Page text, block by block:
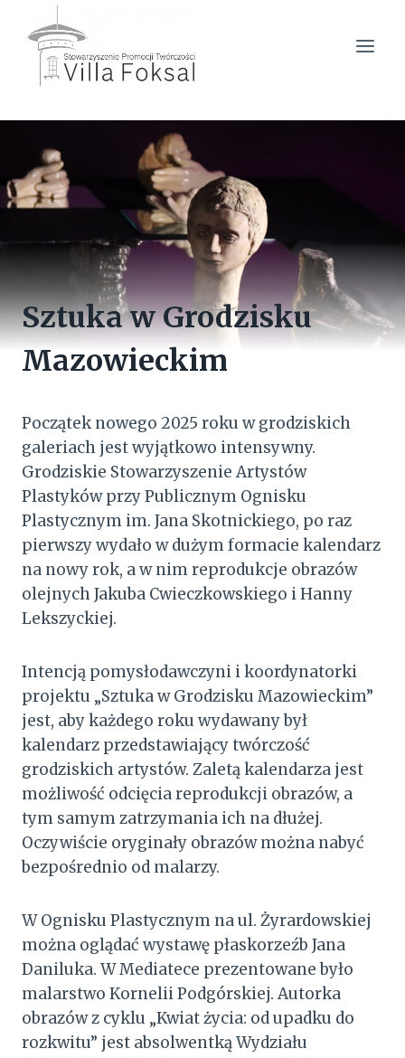
treści
Sztuka w Grodzisku
Mazowieckim
Początek nowego 2025 roku w grodziskich
galeriach jest wyjątkowo intensywny.
Grodziskie Stowarzyszenie Artystów
Plastyków przy Publicznym Ognisku
Plastycznym im. Jana Skotnickiego, po raz
pierwszy wydało w dużym formacie kalendarz
na nowy rok, a w nim reprodukcje obrazów
olejnych Jakuba Cwieczkowskiego i Hanny
Lekszyckiej.
Intencją pomysłodawczyni i koordynatorki
projektu „Sztuka w Grodzisku Mazowieckim”
jest, aby każdego roku wydawany był
kalendarz przedstawiający twórczość
grodziskich artystów. Zaletą kalendarza jest
możliwość odcięcia reprodukcji obrazów, a
tym samym zatrzymania ich na dłużej.
Oczywiście oryginały obrazów można nabyć
bezpośrednio od malarzy.
W Ognisku Plastycznym na ul. Żyrardowskiej
można oglądać wystawę płaskorzeźb Jana
Daniluka. W Mediatece prezentowane było
malarstwo Kornelii Podgórskiej. Autorka
obrazów z cyklu „Kwiat życia: od upadku do
rozkwitu” jest absolwentką Wydziału